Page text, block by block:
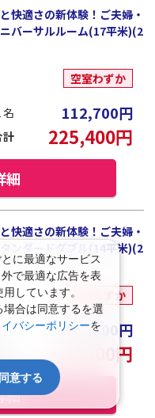
快適さの新体験！ご夫婦・
バーサルルーム(17平米)(2
空室わずか
112,700円
計 225,400円
細
快適さの新体験！ご夫婦・
ンダードダブル(14平米)(2
空室わずか
名 111,300 円
円
細
に最適なサービス
で最適な広告を表
しています。
合は同意するを選
バシーポリシーを
同意する